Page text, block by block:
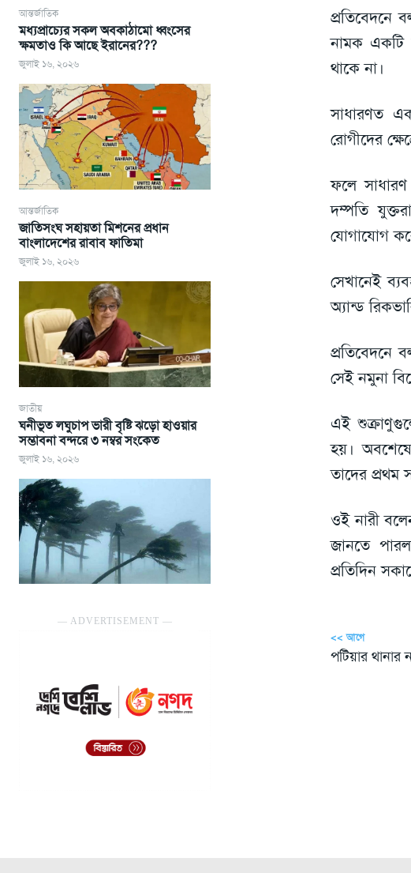
আন্তর্জাতিক
মধ্যপ্রাচ্যের সকল অবকাঠামো ধ্বংসের
ক্ষমতাও কি আছে ইরানের???
জুলাই ১৬, ২০২৬
আন্তর্জাতিক
জাতিসংঘ সহায়তা মিশনের প্রধান
বাংলাদেশের রাবাব ফাতিমা
জুলাই ১৬, ২০২৬
জাতীয়
ঘনীভূত লঘুচাপ ভারী বৃষ্টি ঝড়ো হাওয়ার
সম্ভাবনা বন্দরে ৩ নম্বর সংকেত
জুলাই ১৬, ২০২৬
― ADVERTISEMENT ―
প্রতিবেদনে
নামক একটি
থাকে না।
সাধারণত
রোগীদের
ফলে
দম্পতি
যোগাযোগ
সেখানেই
অ্যান্ড
প্রতিবেদনে
সেই নমুনা
এই
হয়।
তাদের প্রথম
ওই নারী
জানতে
প্রতিদিন
<< আগে
পটিয়ার